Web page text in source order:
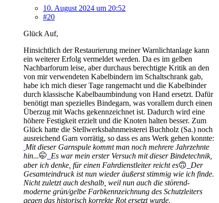
10. August 2024 um 20:52
#20
Glück Auf,
Hinsichtlich der Restaurierung meiner Warnlichtanlage kann
ein weiterer Erfolg vermeldet werden. Da es im gelben
Nachbarforum leise, aber durchaus berechtigte Kritik an den
von mir verwendeten Kabelbindern im Schaltschrank gab,
habe ich mich dieser Tage rangemacht und die Kabelbinder
durch klassische Kabelbaumbindung von Hand ersetzt. Dafür
benötigt man spezielles Bindegarn, was vorallem durch einen
Überzug mit Wachs gekennzeichnet ist. Dadurch wird eine
höhere Festigkeit erzielt und die Knoten halten besser. Zum
Glück hatte die Stellwerksbahnmeisterei Buchholz (Sa.) noch
ausreichend Garn vorrätig, so dass es ans Werk gehen konnte:
Mit dieser Garnspule kommt man noch mehrere Jahrzehnte
hin...🤭 Es war mein erster Versuch mit dieser Bindetechnik,
aber ich denke, für einen Fahrdienstleiter reicht es🙃 Der
Gesamteindruck ist nun wieder äußerst stimmig wie ich finde.
Nicht zuletzt auch deshalb, weil nun auch die störend-
moderne grün/gelbe Farbkennzeichnung des Schutzleiters
gegen das historisch korrekte Rot ersetzt wurde.